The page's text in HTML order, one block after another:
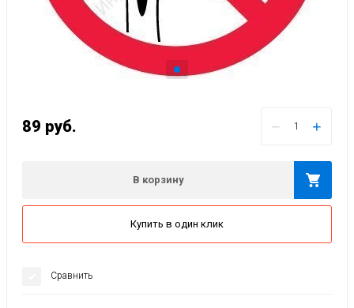
89 руб. − +
В корзину
Купить в один клик
Сравнить